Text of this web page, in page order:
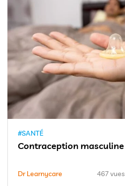
#SANTÉ
Contraception masculine
Dr Learnycare 467 vues